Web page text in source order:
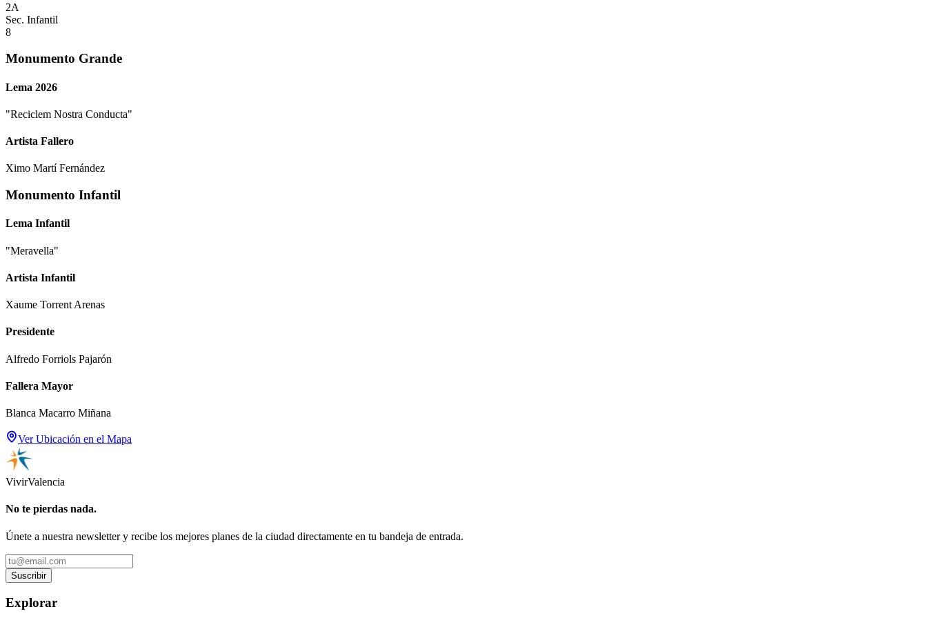
2A
Sec. Infantil
8
Monumento Grande
Lema 2026
"Reciclem Nostra Conducta"
Artista Fallero
Ximo Martí Fernández
Monumento Infantil
Lema Infantil
"Meravella"
Artista Infantil
Xaume Torrent Arenas
Presidente
Alfredo Forriols Pajarón
Fallera Mayor
Blanca Macarro Miñana
Ver Ubicación en el Mapa
VivirValencia
No te pierdas nada.
Únete a nuestra newsletter y recibe los mejores planes de la ciudad directamente en tu bandeja de entrada.
Suscribir
Explorar